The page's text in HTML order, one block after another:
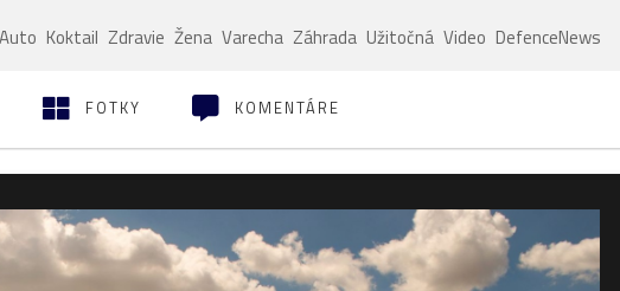
Auto Koktail Zdravie Žena Varecha Záhrada Užitočná Video DefenceNews
FOTKY KOMENTÁRE